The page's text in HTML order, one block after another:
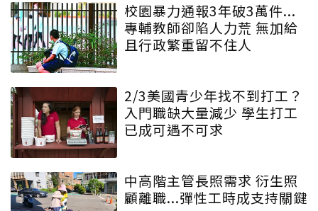
校園暴力通報3年破3萬件...
專輔教師卻陷人力荒 無加給
且行政繁重留不住人
2/3美國青少年找不到打工？
入門職缺大量減少 學生打工
已成可遇不可求
中高階主管長照需求 衍生照
顧離職...彈性工時成支持關鍵